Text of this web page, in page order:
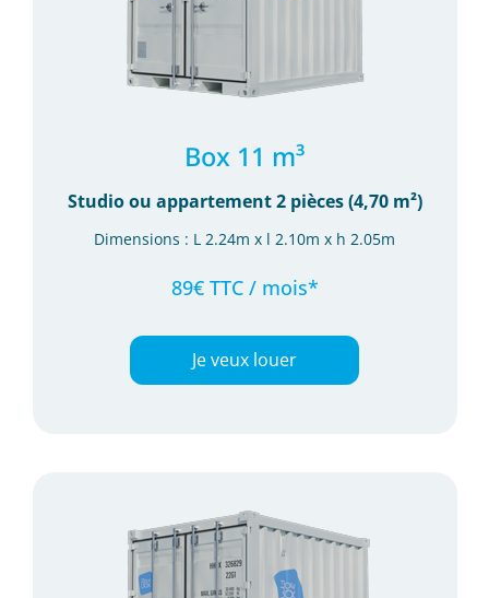
Box 11 m³
Studio ou appartement 2 pièces (4,70 m²)
Dimensions : L 2.24m x l 2.10m x h 2.05m
89€ TTC / mois*
Je veux louer